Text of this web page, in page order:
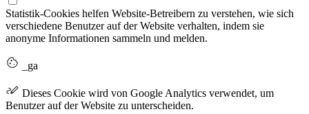
Statistik-Cookies helfen Website-Betreibern zu verstehen, wie sich
verschiedene Benutzer auf der Website verhalten, indem sie
anonyme Informationen sammeln und melden.
_ga
Dieses Cookie wird von Google Analytics verwendet, um
Benutzer auf der Website zu unterscheiden.